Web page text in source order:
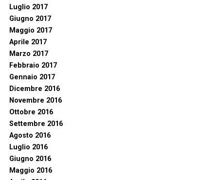
Luglio 2017
Giugno 2017
Maggio 2017
Aprile 2017
Marzo 2017
Febbraio 2017
Gennaio 2017
Dicembre 2016
Novembre 2016
Ottobre 2016
Settembre 2016
Agosto 2016
Luglio 2016
Giugno 2016
Maggio 2016